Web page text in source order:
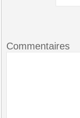
Commentaires